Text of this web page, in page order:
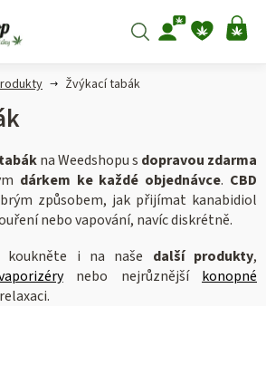
Hledat
Žvýkací tabák
na Weedshopu s dopravou zdarma
dárkem ke každé objednávce. CBD
způsobem, jak přijímat kanabidiol
nebo vapování, navíc diskrétně.
koukněte i na naše další produkty,
nebo nejrůznější konopné